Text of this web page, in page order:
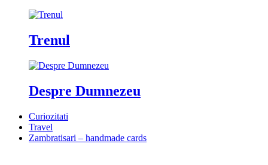
Trenul
Despre Dumnezeu
Curiozitati
Travel
Zambratisari – handmade cards